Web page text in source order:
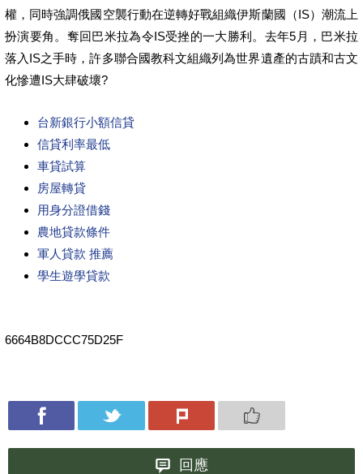
權，同時強調俄國空襲行動在逆轉好戰組織伊斯蘭國（IS）潮流上
扮演要角。奪回巴米拉為令IS受挫的一大勝利。去年5月，巴米拉
落入IS之手時，許多聯合國教科文組織列為世界遺產的古蹟和古文
化慘遭IS大肆破壞?
台新銀行小額信貸
信貸利率最低
車貸試算
房屋轉貸
用身分證借錢
農地貸款條件
軍人貸款 推薦
學生遊學貸款
6664B8DCCC75D25F
回應